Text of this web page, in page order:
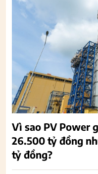
Vì sao PV Power
26.500 tỷ đồng
tỷ đồng?